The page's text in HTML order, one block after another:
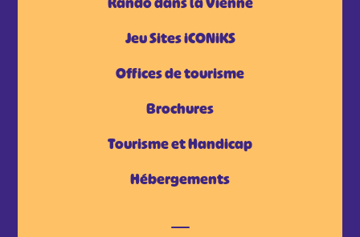
Jeu Sites iCONiKS
Offices de tourisme
Brochures
Tourisme et Handicap
Hébergements